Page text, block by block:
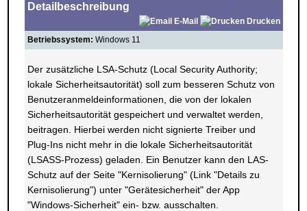
Detailbeschreibung
E-Mail
Drucken
Betriebssystem: Windows 11
Der zusätzliche LSA-Schutz (Local Security Authority;
lokale Sicherheitsautorität) soll zum besseren Schutz von
Benutzeranmeldeinformationen, die von der lokalen
Sicherheitsautorität gespeichert und verwaltet werden,
beitragen. Hierbei werden nicht signierte Treiber und
Plug-Ins nicht mehr in die lokale Sicherheitsautorität
(LSASS-Prozess) geladen. Ein Benutzer kann den LAS-
Schutz auf der Seite "Kernisolierung" (Link "Details zu
Kernisolierung") unter "Gerätesicherheit" der App
"Windows-Sicherheit" ein- bzw. ausschalten.